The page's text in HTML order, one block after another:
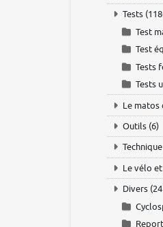
Tests
Test
Test
Tests
Tests
Le matos
Outils (6)
Technique
Le vélo
Divers